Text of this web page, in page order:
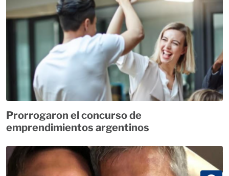
Prorrogaron el concurso de
emprendimientos argentinos